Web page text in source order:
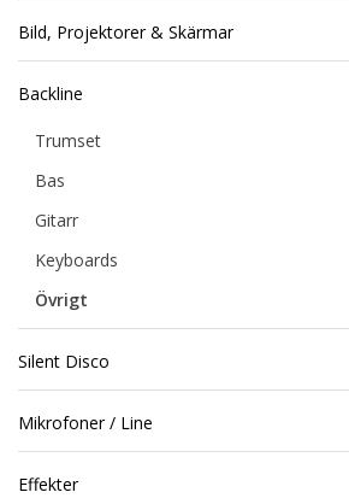
Bild, Projektorer & Skärmar
Backline
Trumset
Bas
Gitarr
Keyboards
Övrigt
Silent Disco
Mikrofoner / Line
Effekter